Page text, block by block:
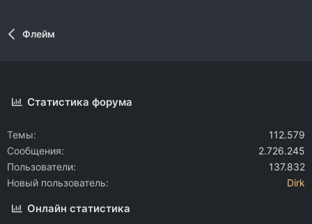
Флейм
Статистика форума
Темы
112.579
Сообщения
2.726.245
Пользователи
137.832
Новый пользователь
Dirk
Онлайн статистика